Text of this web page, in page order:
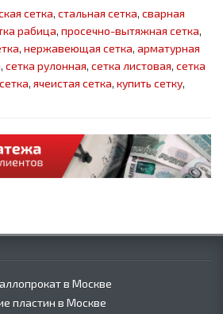
сетка, стальная сетка, сварная
рабица, просечно-вытяжная сетка,
, нержавеющая сетка, арматурная
, сетка рулонная, сетка листовая, сетка
, ячеистая сетка, купить сетку,
в Москве
пластин в Москве